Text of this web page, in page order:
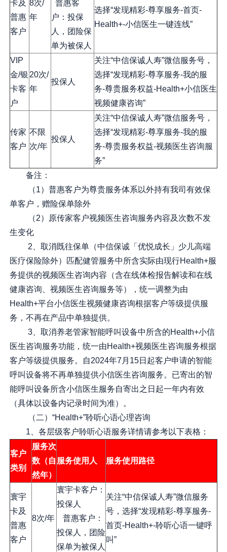
卡及
普惠
客户
8次/
年
普惠客
户：投保
人，团险保
单为被保人
选择“发现精彩-尊享服务-首页-
Health+-小信医生一键连线”
VIP
金/银
卡客
户
20次/
年
投保人
关注“中信保诚人寿”微信服务号，
选择“发现精彩-尊享服务-我的服
务-尊贵服务权益-Health+小信医生
视频健康咨询”
传家
客户
不限
次/年
投保人
关注“中信保诚人寿”微信服务号，
选择“发现精彩-尊享服务-我的服
务-尊贵服务权益-视频医生咨询服
务”
备注：
（1）普惠客户为尊贵服务体系以外持有我司有效保
单客户，赠险保单除外
（2）原传家客户视频医生咨询服务内容及次数不发
生变化
2、取消既往保单（中信保诚「优悦成长」少儿高端
医疗保险除外）匹配健管服务中所含实际由现行Health+服
务提供的视频医生咨询内容（含在线体检报告解读和在线
健康咨询、视频医生咨询服务等），统一调整为由
Health+平台小信医生视频健康咨询根据客户等级提供服
务，不再在产品中单独提供。
3、取消养老管家智能呼叫设备中所含的Health+小信
医生咨询服务功能，统一由Health+视频医生咨询服务根据
客户等级提供服务。自2024年7月15日起客户申请的智能
呼叫设备将不再单独提供小信医生咨询服务。已寄出的智
能呼叫设备所含小信医生服务自寄出之日起一年内有效
（具体以设备内记录时间为准）。
（二）“Health+”聆听心语心理咨询
1、各层级客户聆听心语服务详情请参考以下表格：
客户
类别
服务次
数（自
然年）
服务使用人 服务使用路径
寰宇
卡及
普惠
客户
8次/年
寰宇卡客户：
投保人
普惠客户：
投保人，团险
保单为被保人
关注“中信保诚人寿”微信服务
号，选择“发现精彩-尊享服务-
首页-Health+-聆听心语一键呼
叫”